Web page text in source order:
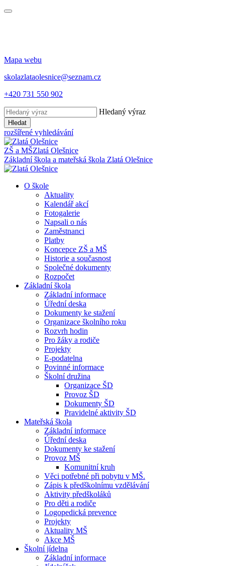
Mapa webu
skolazlataolesnice@seznam.cz
+420 731 550 902
Hledaný výraz
Hledat
rozšířené vyhledávání
ZŠ a MŠZlatá Olešnice
Základní škola a mateřská škola Zlatá Olešnice
O škole
Aktuality
Kalendář akcí
Fotogalerie
Napsali o nás
Zaměstnanci
Platby
Koncepce ZŠ a MŠ
Historie a současnost
Společné dokumenty
Rozpočet
Základní škola
Základní informace
Úřední deska
Dokumenty ke stažení
Organizace školního roku
Rozvrh hodin
Pro žáky a rodiče
Projekty
E-podatelna
Povinné informace
Školní družina
Organizace ŠD
Provoz ŠD
Dokumenty ŠD
Pravidelné aktivity ŠD
Mateřská škola
Základní informace
Úřední deska
Dokumenty ke stažení
Provoz MŠ
Komunitní kruh
Věci potřebné při pobytu v MŠ.
Zápis k předškolnímu vzdělávání
Aktivity předškoláků
Pro děti a rodiče
Logopedická prevence
Projekty
Aktuality MŠ
Akce MŠ
Školní jídelna
Základní informace